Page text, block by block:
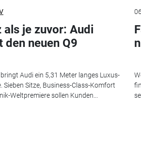
als je zuvor: Audi
neuen Q9
Audi ein 5,31 Meter langes Luxus-
Sieben Sitze, Business-Class-Komfort
Weltpremiere sollen Kunden...